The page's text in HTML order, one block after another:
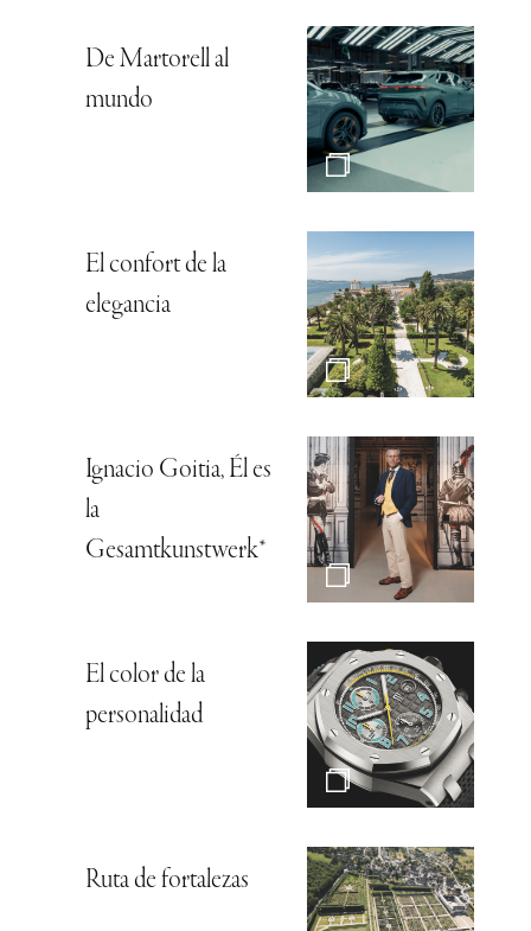
De Martorell al
mundo
El confort de la
elegancia
Ignacio Goitia, Él es
la
Gesamtkunstwerk*
El color de la
personalidad
Ruta de fortalezas